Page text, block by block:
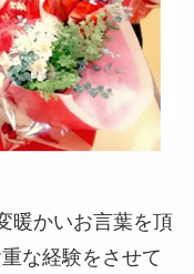
暖かいお言葉を頂
な経験をさせて